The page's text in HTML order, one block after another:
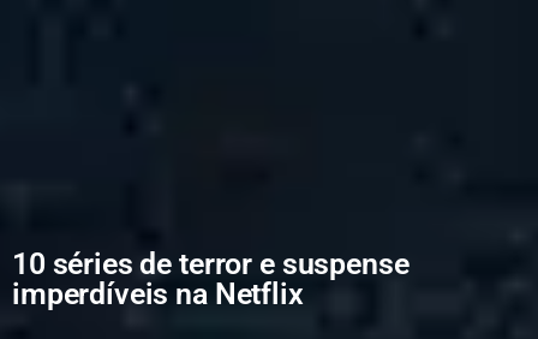
10 séries de terror e suspense
imperdíveis na Netflix